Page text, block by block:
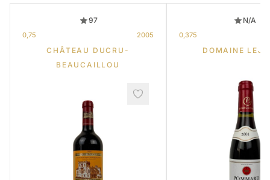
97
0,75 2005
CHÂTEAU DUCRU-
BEAUCAILLOU
N/A
0,375
DOMAINE